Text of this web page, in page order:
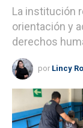
La institución
orientación y
derechos
por Lincy